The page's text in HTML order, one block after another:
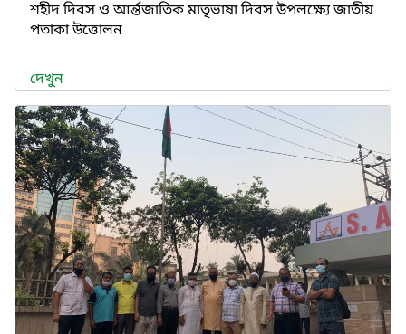
শহীদ দিবস ও আর্ন্তজাতিক মাতৃভাষা দিবস উপলক্ষ্যে জাতীয়
পতাকা উত্তোলন
দেখুন